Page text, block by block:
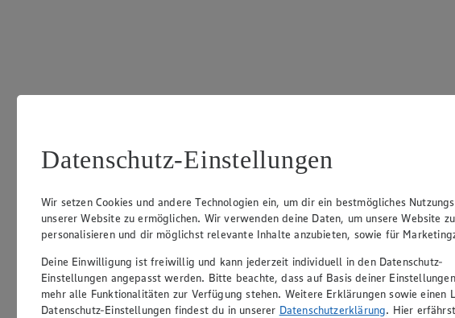
Datenschutz-Einstellungen
Wir setzen Cookies und andere Technologien ein, um dir ein bestmögliches
unserer Website zu ermöglichen. Wir verwenden deine Daten, um unsere Website zu
personalisieren und dir möglichst relevante Inhalte anzubieten, sowie für
Deine Einwilligung ist freiwillig und kann jederzeit individuell in den Datenschutz-
Einstellungen angepasst werden. Bitte beachte, dass auf Basis deiner
mehr alle Funktionalitäten zur Verfügung stehen. Weitere Erklärungen sowie einen
Datenschutz-Einstellungen findest du in unserer Datenschutzerklärung. Hier